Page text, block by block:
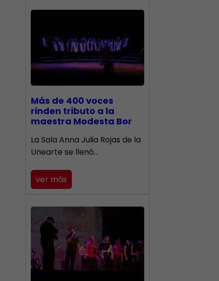
Más de 400 voces
rinden tributo a la
maestra Modesta Bor
​La Sala Anna Julia Rojas de la
Unearte se llenó…
ver más